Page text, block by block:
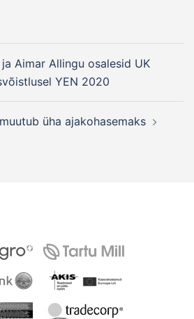
Aimar Allingu osalesid UK
YEN 2020
üha ajakohasemaks